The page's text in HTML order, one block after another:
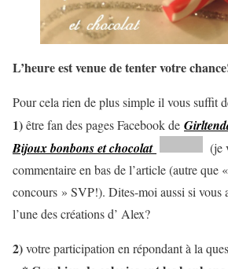
L’heure est venue de tenter votre
Pour cela rien de plus simple il vous suffit
1)être fan des pages Facebook de
Bijoux bonbons et chocolat
(je
commentaire en bas de l’article (autre que
concours » SVP!). Dites-moi aussi si vous
l’une des créations d’ Alex?
2)votre participation en répondant à la